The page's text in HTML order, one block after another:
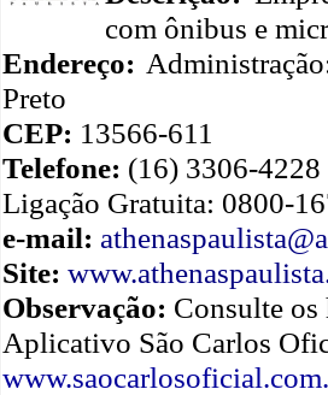
com ônibus e
Endereço:
Preto
CEP: 13566-611
Telefone: (16) 3306-4228
Ligação Gratuita: 0800-
e-mail:
Site:
Observação: Consulte os
Aplicativo São Carlos